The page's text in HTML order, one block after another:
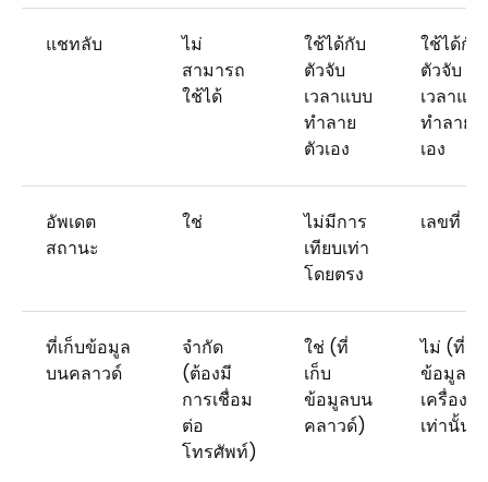
แชทลับ
ไม่
สามารถ
ใช้ได้
ใช้ได้กับ
ตัวจับ
เวลาแบบ
ทำลาย
ตัวเอง
ใช้ได้กับ
ตัวจับ
เวลาแบบ
ทำลายตั
เอง
อัพเดต
สถานะ
ใช่
ไม่มีการ
เทียบเท่า
โดยตรง
เลขที่
ที่เก็บข้อมูล
บนคลาวด์
จำกัด
(ต้องมี
การเชื่อม
ต่อ
โทรศัพท์)
ใช่ (ที่
เก็บ
ข้อมูลบน
คลาวด์)
ไม่ (ที่เก็
ข้อมูลใน
เครื่อง
เท่านั้น)